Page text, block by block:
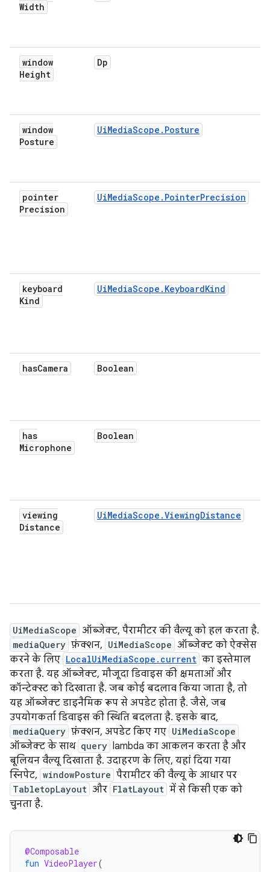
Width
window
Height
Dp
window
Posture
UiMediaScope.Posture
pointer
Precision
UiMediaScope.PointerPrecision
keyboard
Kind
UiMediaScope.KeyboardKind
hasCamera Boolean
has
Microphone
Boolean
viewing
Distance
UiMediaScope.ViewingDistance
UiMediaScope ऑब्जेक्ट, पैरामीटर की वैल्यू को हल करता है.
mediaQuery फ़ंक्शन, UiMediaScope ऑब्जेक्ट को ऐक्सेस
करने के लिए LocalUiMediaScope.current का इस्तेमाल
करता है. यह ऑब्जेक्ट, मौजूदा डिवाइस की क्षमताओं और
कॉन्टेक्स्ट को दिखाता है. जब कोई बदलाव किया जाता है, तो
यह ऑब्जेक्ट डाइनैमिक रूप से अपडेट होता है. जैसे, जब
उपयोगकर्ता डिवाइस की स्थिति बदलता है. इसके बाद,
mediaQuery फ़ंक्शन, अपडेट किए गए UiMediaScope
ऑब्जेक्ट के साथ query lambda का आकलन करता है और
बूलियन वैल्यू दिखाता है. उदाहरण के लिए, यहां दिया गया
स्निपेट, windowPosture पैरामीटर की वैल्यू के आधार पर
TabletopLayout और FlatLayout में से किसी एक को
चुनता है.
@Composable
fun VideoPlayer(